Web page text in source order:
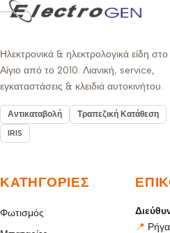
Ηλεκτρονικά & ηλεκτρολογικά είδη στο
Αίγιο από το 2010. Λιανική, service,
εγκαταστάσεις & κλειδιά αυτοκινήτου.
Αντικαταβολή
Τραπεζική Κατάθεση
IRIS
ΚΑΤΗΓΟΡΊΕΣ
Φωτισμός
📍